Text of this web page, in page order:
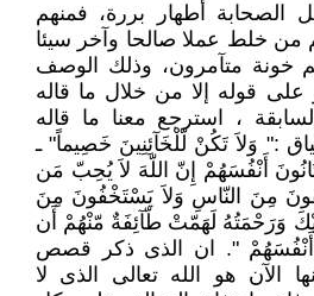
الصحابة أطهار بررة، فمنهم
من خلط عملا صالحا وآخر سيئا
خونة متآمرون، وذلك الوصف
قوله إلا من خلال ما قاله
، استرجع معنا ما قاله
:" وَلاَ تَكُنْ لّلْخَآئِنِينَ خَصِيماً" ـ
أَنْفُسَهُمْ إِنّ اللّهَ لاَ يُحِبّ مَن
مِنَ النّاسِ وَلاَ يَسْتَخْفُونَ مِنَ
وَرَحْمَتُهُ لَهَمّتْ طّآئِفَةٌ مّنْهُمْ أَن
أَنْفُسَهُمْ ". ان الذى ذكر قصص
الآن هو الله تعالى الذى لا